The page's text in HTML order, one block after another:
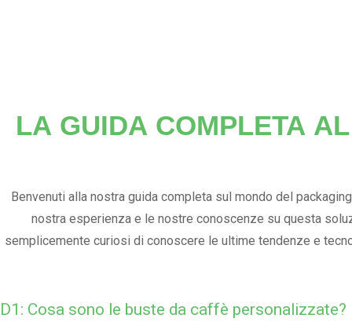
LA GUIDA COMPLETA
Benvenuti alla nostra guida completa sul mondo del
nostra esperienza e le nostre conoscenze su questa
semplicemente curiosi di conoscere le ultime tendenze e
D1: Cosa sono le buste da caffè personalizzate?